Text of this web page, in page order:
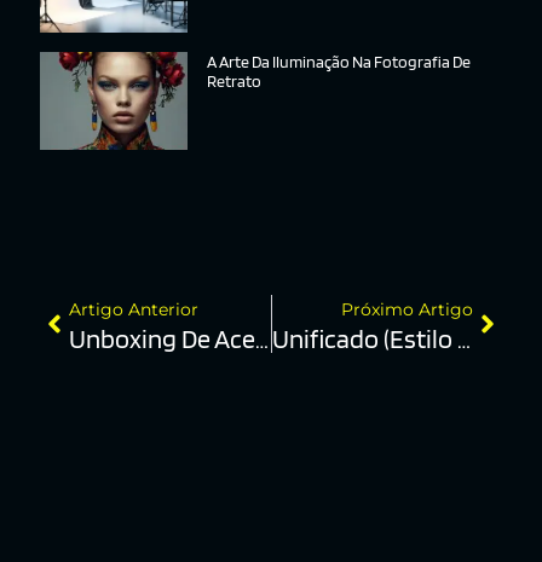
A Arte Da Iluminação Na Fotografia De
Retrato
Artigo Anterior
Unboxing De Acessórios
Próximo Artigo
Unificado (estilo Único)